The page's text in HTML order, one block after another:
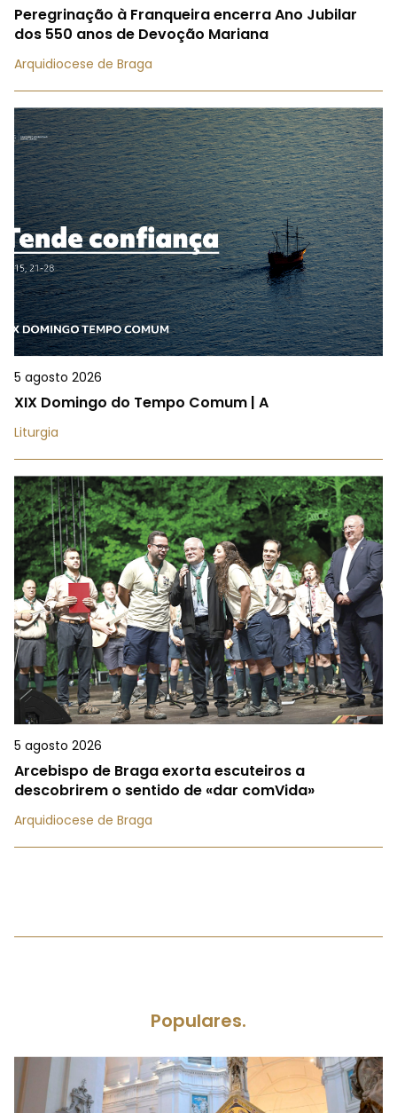
Peregrinação à Franqueira encerra Ano Jubilar
dos 550 anos de Devoção Mariana
Arquidiocese de Braga
5 agosto 2026
XIX Domingo do Tempo Comum | A
Liturgia
5 agosto 2026
Arcebispo de Braga exorta escuteiros a
descobrirem o sentido de «dar comVida»
Arquidiocese de Braga
Populares.